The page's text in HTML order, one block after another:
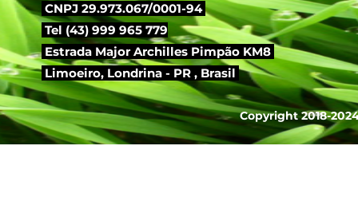
Copyright 2018-
CNPJ 29.973.067/0001-94
Tel (43) 999 965 779
Estrada Major Archilles Pimpão KM8
Limoeiro, Londrina - PR , Brasil